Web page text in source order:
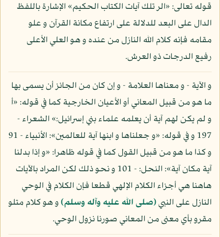
قوله تعالى: «الر تلك آيات الكتاب الحكيم» الإشارة باللفظ
الدال على البعد للدلالة على ارتفاع مكانة القرآن و علو
مقامه فإنه كلام الله النازل من عنده و هو العلي الأعلى
رفيع الدرجات ذو العرش.
و الآية - و معناها العلامة - و إن كان من الجائز أن يسمى بها
ما هو من قبيل المعاني أو الأعيان الخارجية كما في قوله: «أ
و لم يكن لهم آية أن يعلمه علماء بني إسرائيل:» الشعراء -
197 و في قوله: «و جعلناها و ابنها آية للعالمين»: الأنبياء - 91
و كذا ما هو من قبيل القول كما في قوله ظاهرا: «و إذا بدلنا
آية مكان آية»: النحل: - 101 و نحو ذلك لكن المراد بالآيات
هاهنا هي أجزاء الكلام الإلهي قطعا فإن الكلام في الوحي
النازل على النبي(صلى الله عليه وآله وسلم)و هو كلام متلو
مقرو بأي معنى من المعاني صورنا نزول الوحي.